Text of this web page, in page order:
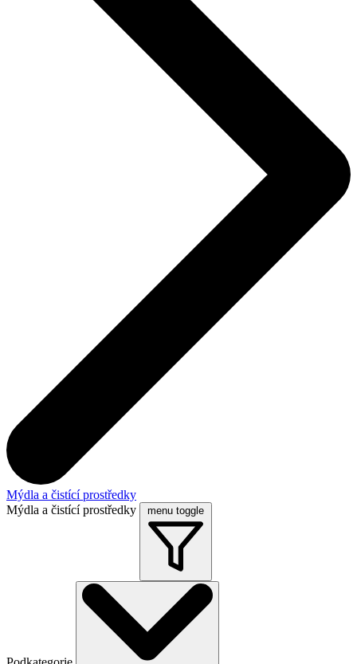
Mýdla a čistící prostředky
Mýdla a čistící prostředky
menu toggle